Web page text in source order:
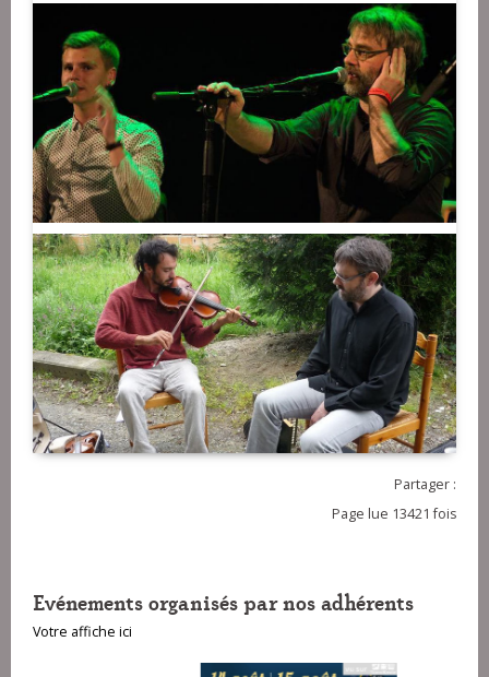
Partager :
Page lue 13421 fois
Evénements organisés par nos adhérents
Votre affiche ici